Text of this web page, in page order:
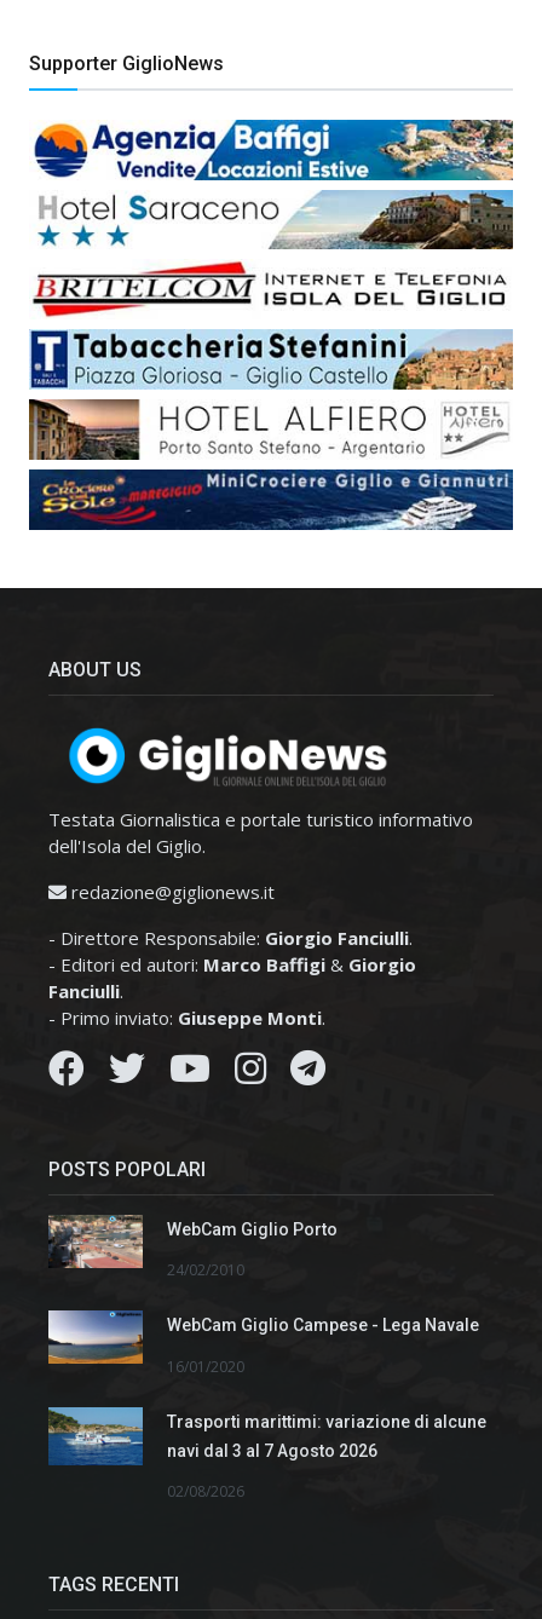
Supporter GiglioNews
ABOUT US
Testata Giornalistica e portale turistico informativo
dell'Isola del Giglio.
redazione@giglionews.it
- Direttore Responsabile: Giorgio Fanciulli.
- Editori ed autori: Marco Baffigi & Giorgio
Fanciulli.
- Primo inviato: Giuseppe Monti.
POSTS POPOLARI
WebCam Giglio Porto
24/02/2010
WebCam Giglio Campese - Lega Navale
16/01/2020
Trasporti marittimi: variazione di alcune
navi dal 3 al 7 Agosto 2026
02/08/2026
TAGS RECENTI